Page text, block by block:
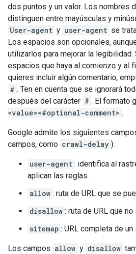
dos puntos y un valor. Los nombres
distinguen entre mayúsculas y
User-agent y user-agent se
Los espacios son opcionales,
utilizarlos para mejorar la legibilidad.
espacios que haya al comienzo y al
quieres incluir algún comentario,
# . Ten en cuenta que se ignorará
después del carácter # . El formato
<value><#optional-comment> .
Google admite los siguientes
campos, como crawl-delay ):
user-agent : identifica al
aplican las reglas.
allow : ruta de URL que se
disallow : ruta de URL que
sitemap : URL completa de un
Los campos allow y disallow